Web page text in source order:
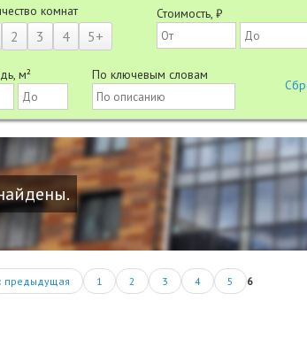
комнат
2 3 4 5+
Стоимость, ₽
м² По ключевым словам
предыдущая 1 2 3 4 5 6